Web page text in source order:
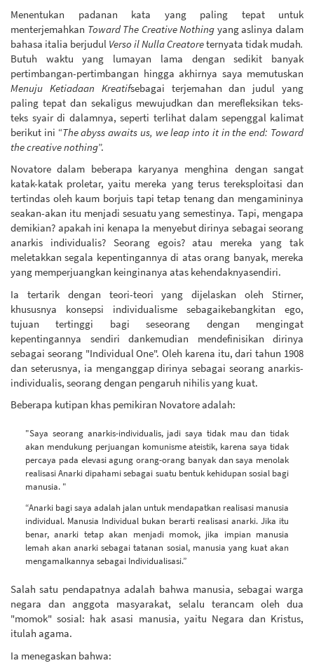
Menentukan padanan kata yang paling tepat untuk
menterjemahkan Toward The Creative Nothing yang aslinya dalam
bahasa italia berjudul Verso il Nulla Creatoreternyata tidak mudah.
Butuh waktu yang lumayan lama dengan sedikit banyak
pertimbangan-pertimbangan hingga akhirnya saya memutuskan
Menuju Ketiadaan Kreatifsebagai terjemahan dan judul yang
paling tepat dan sekaligus mewujudkan dan merefleksikan teks-
teks syair di dalamnya, seperti terlihat dalam sepenggal kalimat
berikut ini “The abyss awaits us, we leap into it in the end: Toward
the creative nothing”.
Novatore dalam beberapa karyanya menghina dengan sangat
katak-katak proletar, yaitu mereka yang terus tereksploitasi dan
tertindas oleh kaum borjuis tapi tetap tenang dan mengamininya
seakan-akan itu menjadi sesuatu yang semestinya. Tapi, mengapa
demikian? apakah ini kenapa Ia menyebut dirinya sebagai seorang
anarkis individualis? Seorang egois? atau mereka yang tak
meletakkan segala kepentingannya di atas orang banyak, mereka
yang memperjuangkan keinginanya atas kehendaknyasendiri.
Ia tertarik dengan teori-teori yang dijelaskan oleh Stirner,
khususnya konsepsi individualisme sebagaikebangkitan ego,
tujuan tertinggi bagi seseorang dengan mengingat
kepentingannya sendiri dankemudian mendefinisikan dirinya
sebagai seorang "Individual One". Oleh karena itu, dari tahun 1908
dan seterusnya, ia menganggap dirinya sebagai seorang anarkis-
individualis, seorang dengan pengaruh nihilis yang kuat.
Beberapa kutipan khas pemikiran Novatore adalah:
"Saya seorang anarkis-individualis, jadi saya tidak mau dan tidak
akan mendukung perjuangan komunisme ateistik, karena saya tidak
percaya pada elevasi agung orang-orang banyak dan saya menolak
realisasi Anarki dipahami sebagai suatu bentuk kehidupan sosial bagi
manusia. "
“Anarki bagi saya adalah jalan untuk mendapatkan realisasi manusia
individual. Manusia Individual bukan berarti realisasi anarki. Jika itu
benar, anarki tetap akan menjadi momok, jika impian manusia
lemah akan anarki sebagai tatanan sosial, manusia yang kuat akan
mengamalkannya sebagai Individualisasi.”
Salah satu pendapatnya adalah bahwa manusia, sebagai warga
negara dan anggota masyarakat, selalu terancam oleh dua
"momok" sosial: hak asasi manusia, yaitu Negara dan Kristus,
itulah agama.
Ia menegaskan bahwa: